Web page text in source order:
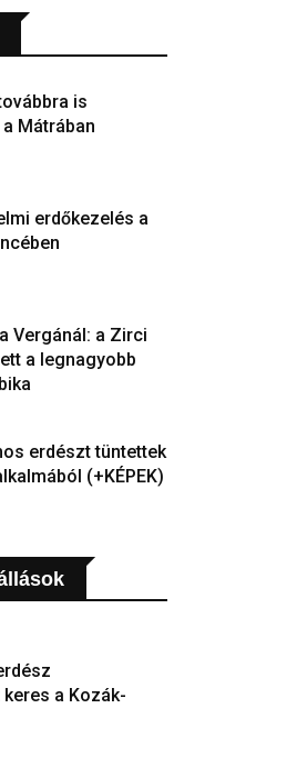
is
Mátrában
erdőkezelés a
Vergánál: a Zirci
a legnagyobb
erdészt tüntettek
(+KÉPEK)
a Kozák-